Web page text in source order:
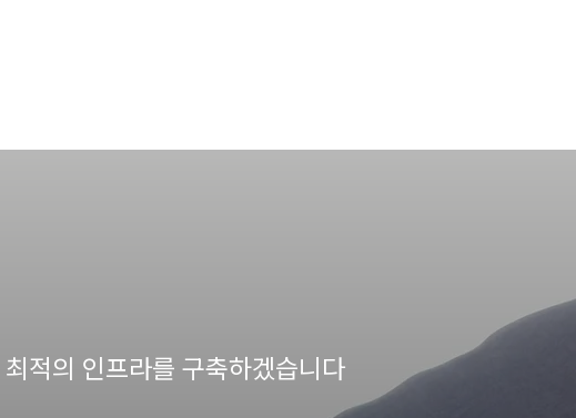
적의 인프라를 구축하겠습니다